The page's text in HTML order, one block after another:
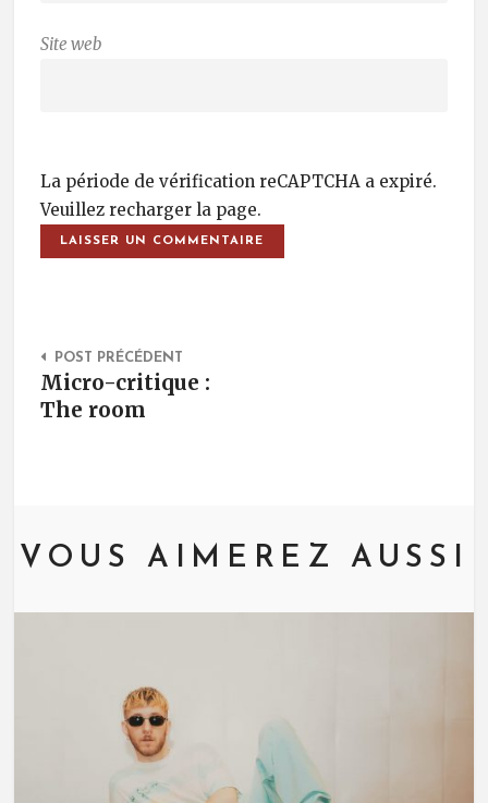
Site web
La période de vérification reCAPTCHA a expiré.
Veuillez recharger la page.
Post Navigation
POST PRÉCÉDENT
Micro-critique :
The room
VOUS AIMEREZ AUSSI